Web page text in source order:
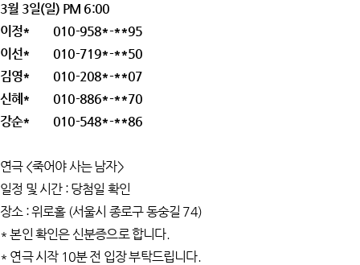
3월 3일(일) PM 6:00
이정* 010-958*-**95
이선* 010-719*-**50
김영* 010-208*-**07
신혜* 010-886*-**70
강순* 010-548*-**86
연극 <죽어야 사는 남자>
일정 및 시간 : 당첨일 확인
장소 : 위로홀 (서울시 종로구 동숭길 74)
* 본인 확인은 신분증으로 합니다.
* 연극 시작 10분 전 입장 부탁드립니다.